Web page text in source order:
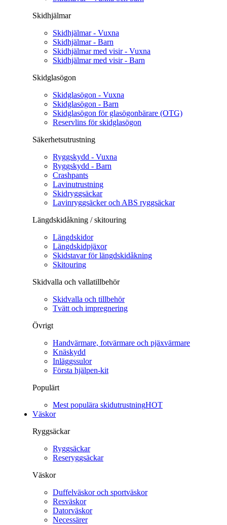
Skidhjälmar
Skidhjälmar - Vuxna
Skidhjälmar - Barn
Skidhjälmar med visir - Vuxna
Skidhjälmar med visir - Barn
Skidglasögon
Skidglasögon - Vuxna
Skidglasögon - Barn
Skidglasögon för glasögonbärare (OTG)
Reservlins för skidglasögon
Säkerhetsutrustning
Ryggskydd - Vuxna
Ryggskydd - Barn
Crashpants
Lavinutrustning
Skidryggsäckar
Lavinryggsäcker och ABS ryggsäckar
Längdskidåkning / skitouring
Längdskidor
Längdskidpjäxor
Skidstavar för längdskidåkning
Skitouring
Skidvalla och vallatillbehör
Skidvalla och tillbehör
Tvätt och impregnering
Övrigt
Handvärmare, fotvärmare och pjäxvärmare
Knäskydd
Inläggssulor
Första hjälpen-kit
Populärt
Mest populära skidutrustningHOT
Väskor
Ryggsäckar
Ryggsäckar
Reseryggsäckar
Väskor
Duffelväskor och sportväskor
Resväskor
Datorväskor
Necessärer